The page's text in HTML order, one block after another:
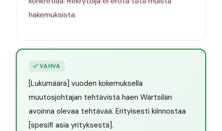
hakemuksista.
✅VAHVA
[Lukumäärä] vuoden kokemuksella
muutosjohtajan tehtävistä haen Wärtsilän
avoinna olevaa tehtävää. Erityisesti kiinnostaa
[spesifi asia yrityksestä].